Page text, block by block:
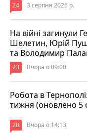
24 3 серпня 2026 р.
На війні загинули
Шелетин, Юрій
та Володимир
23 Вчора о 09:00
Робота в
тижня (оновлено 5
20 Вчора о 14:13